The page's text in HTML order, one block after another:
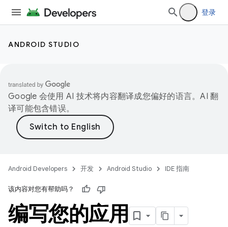
登录
ANDROID STUDIO
Google 会使用 AI 技术将内容翻译成您偏好的语言。AI 翻
译可能包含错误。
Android Developers 开发 Android Studio IDE 指南
该内容对您有帮助吗？
编写您的应用